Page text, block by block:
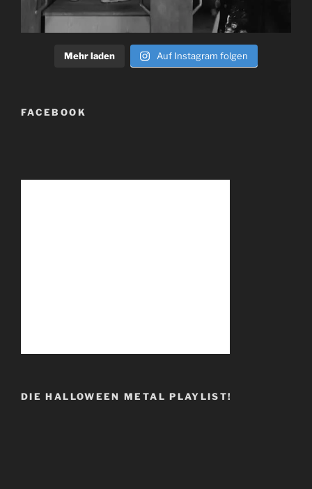
Mehr laden Auf Instagram folgen
FACEBOOK
DIE HALLOWEEN METAL PLAYLIST!